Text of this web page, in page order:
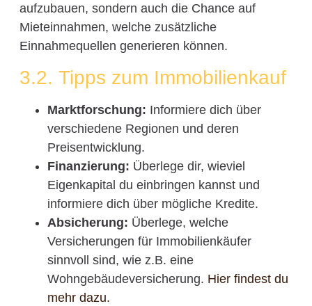
aufzubauen, sondern auch die Chance auf
Mieteinnahmen, welche zusätzliche
Einnahmequellen generieren können.
3.2. Tipps zum Immobilienkauf
Marktforschung: Informiere dich über
verschiedene Regionen und deren
Preisentwicklung.
Finanzierung: Überlege dir, wieviel
Eigenkapital du einbringen kannst und
informiere dich über mögliche Kredite.
Absicherung: Überlege, welche
Versicherungen für Immobilienkäufer
sinnvoll sind, wie z.B. eine
Wohngebäudeversicherung. Hier findest du
mehr dazu.